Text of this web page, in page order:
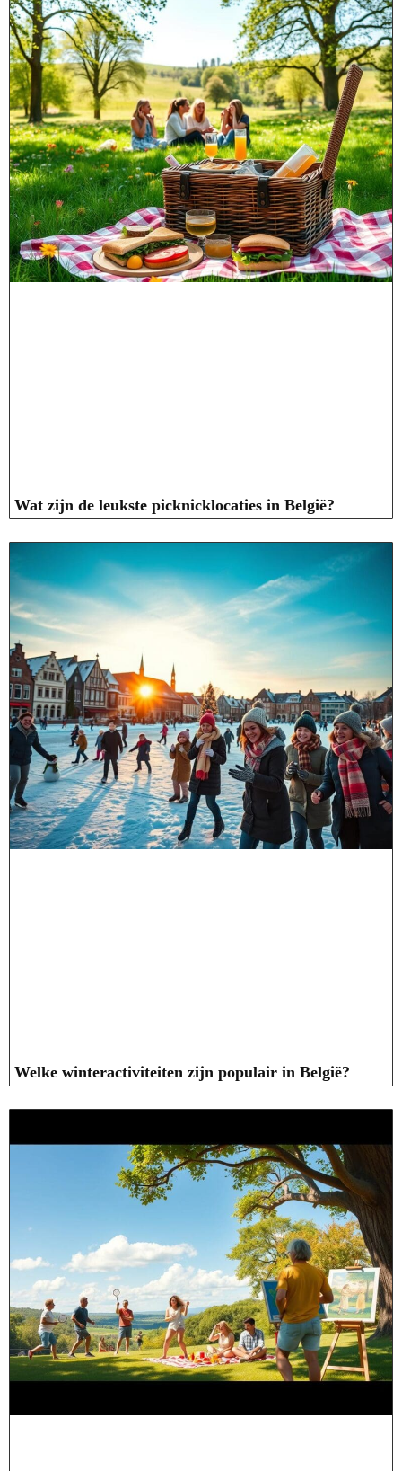
Wat zijn de leukste picknicklocaties in België?
Welke winteractiviteiten zijn populair in België?